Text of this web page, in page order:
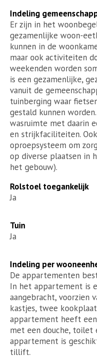
Indeling
Er zijn in het
gezamenlijke woon-
kunnen in de
maar ook activiteiten
weekenden worden
is een gezamenlijke,
vanuit de
tuinberging waar
gestald kunnen
wasruimte met daarin
en strijkfaciliteiten.
oproepsysteem om
op diverse plaatsen in
het gebouw).
Rolstoel toegankelijk
Ja
Tuin
Ja
Indeling per
De appartementen
In het appartement is
aangebracht, voorzien
kastjes, twee
appartement heeft
met een douche, toilet
appartement is
tillift.